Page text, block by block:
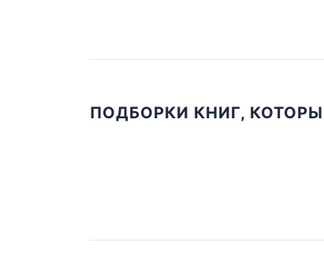
ПОДБОРКИ КНИГ,